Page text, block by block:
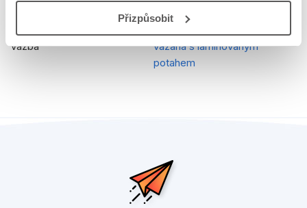
Přizpůsobit
Kniha
Vazba
vázaná s laminovaným
potahem